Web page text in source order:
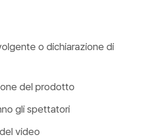
o dichiarazione di
del prodotto
gli spettatori
video